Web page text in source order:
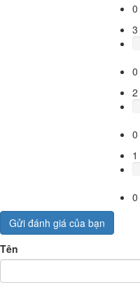
0
3
0
2
0
1
0
Gửi đánh giá của bạn
Tên